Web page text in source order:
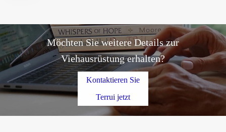
Möchten Sie weitere Details zur
Viehausrüstung erhalten?
Kontaktieren Sie
Terrui jetzt